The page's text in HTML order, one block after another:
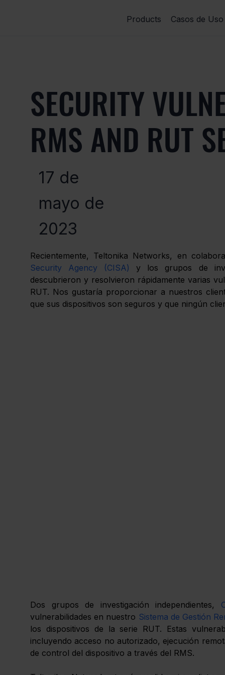
Products Casos de Uso
SECURITY
RMS AND RUT
17 de
mayo de
2023
Recientemente, Teltonika Networks, en
Security Agency (CISA)
y los grupos de
descubrieron y resolvieron rápidamente varias
RUT. Nos gustaría proporcionar a nuestros
que sus dispositivos son seguros y que ningún
Dos grupos de investigación independientes,
vulnerabilidades en nuestro Sistema de Gestión
los dispositivos de la serie RUT. Estas
incluyendo acceso no autorizado, ejecución
de control del dispositivo a través del RMS.